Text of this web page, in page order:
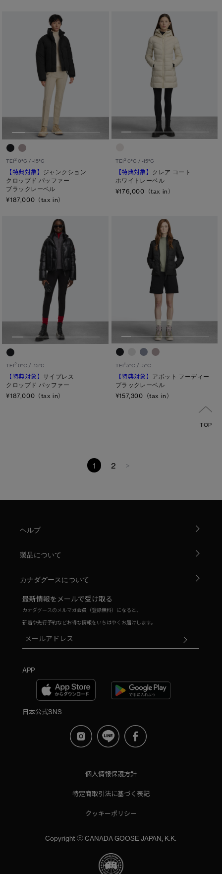
TEI2 0°C / -15°C
【特典対象】 ジャンクション
クロップド パッファー
ブラックレーベル
¥187,000（tax in）
TEI2 0°C / -15°C
【特典対象】 クレア コート
ホワイトレーベル
¥176,000（tax in）
TEI2 0°C / -15°C
【特典対象】サイプレス
クロップド パッファー
¥187,000（tax in）
TEI15°C / -5°C
【特典対象】 アボット フーディー
ブラックレーベル
¥157,300（tax in）
TOP
1 2 >
ヘルプ
製品について
カナダグースについて
最新情報をメールで受け取る
カナダグースのメルマガ会員（登録無料）になると、
新着や先行予約などお得な情報をいちはやくお届けします。
APP
日本公式SNS
個人情報保護方針
特定商取引法に基づく表記
クッキーポリシー
Copyright ⓒ CANADA GOOSE JAPAN, K.K.